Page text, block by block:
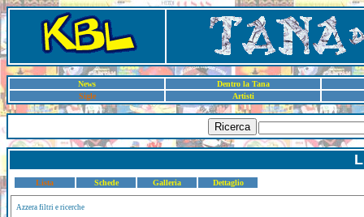
News
Dentro la Tana
Sigle
Artisti
Ricerca
Lista Schede Galleria Dettaglio
Azzera filtri e ricerche